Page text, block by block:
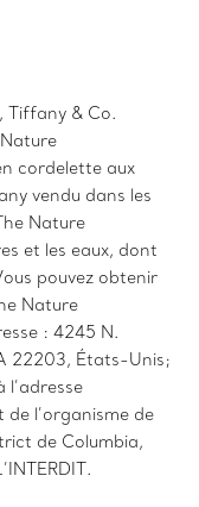
Tiffany & Co.
cordelette aux
vendu dans les
Nature
et les eaux, dont
pouvez obtenir
Nature
: 4245 N.
22203, États-Unis;
l’organisme de
de Columbia,